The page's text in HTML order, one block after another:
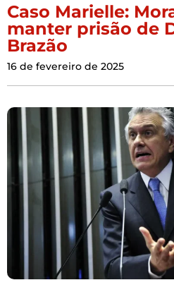
Caso Marielle:
manter prisão de
Brazão
16 de fevereiro de 2025